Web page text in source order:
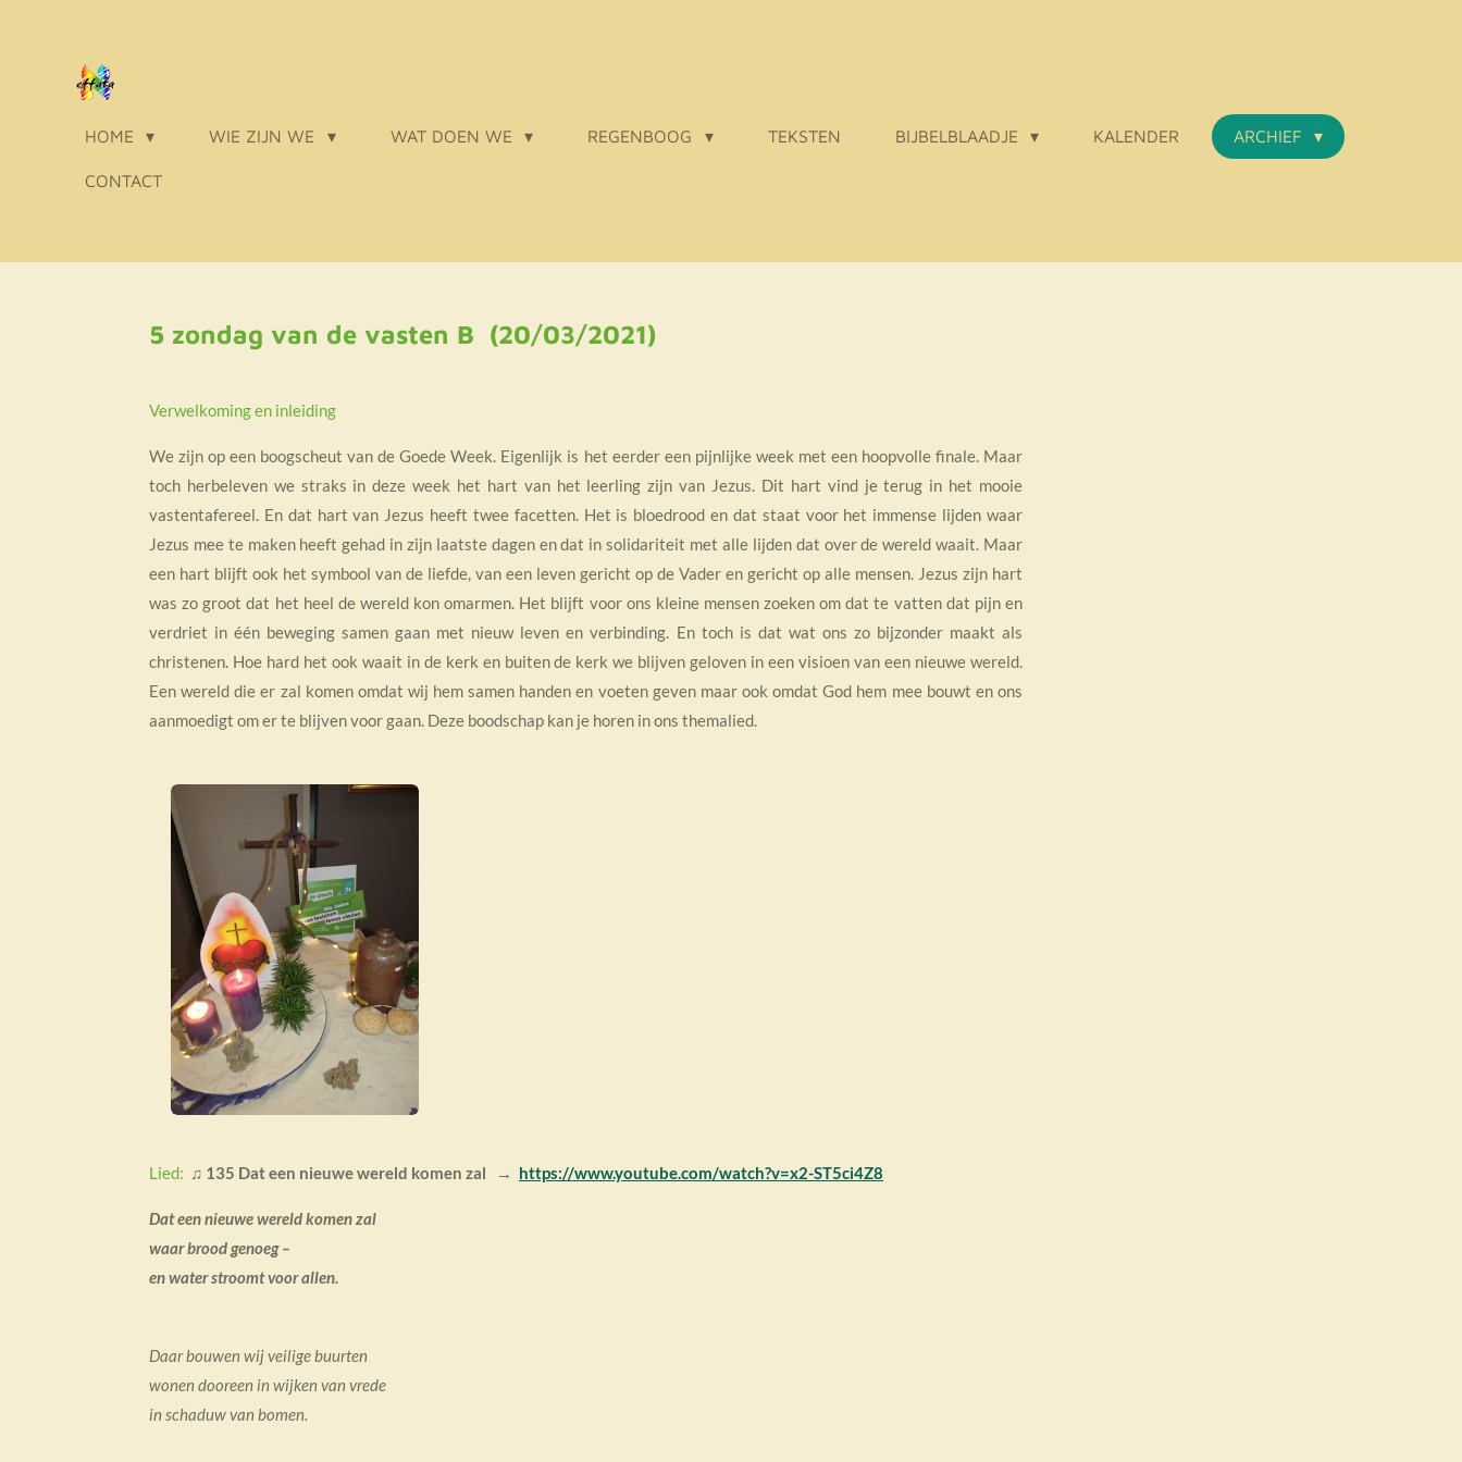
hoofdinhoudHOME WIE ZIJN WE WAT DOEN WE REGENBOOG TEKSTEN BIJBELBLAADJE KALENDER ARCHIEF
CONTACT
5 zondag van de vasten B (20/03/2021)
Verwelkoming en inleiding
We zijn op een boogscheut van de Goede Week. Eigenlijk is het eerder een pijnlijke week met een hoopvolle finale. Maar
toch herbeleven we straks in deze week het hart van het leerling zijn van Jezus. Dit hart vind je terug in het mooie
vastentafereel. En dat hart van Jezus heeft twee facetten. Het is bloedrood en dat staat voor het immense lijden waar
Jezus mee te maken heeft gehad in zijn laatste dagen en dat in solidariteit met alle lijden dat over de wereld waait. Maar
een hart blijft ook het symbool van de liefde, van een leven gericht op de Vader en gericht op alle mensen. Jezus zijn hart
was zo groot dat het heel de wereld kon omarmen. Het blijft voor ons kleine mensen zoeken om dat te vatten dat pijn en
verdriet in één beweging samen gaan met nieuw leven en verbinding. En toch is dat wat ons zo bijzonder maakt als
christenen. Hoe hard het ook waait in de kerk en buiten de kerk we blijven geloven in een visioen van een nieuwe wereld.
Een wereld die er zal komen omdat wij hem samen handen en voeten geven maar ook omdat God hem mee bouwt en ons
aanmoedigt om er te blijven voor gaan. Deze boodschap kan je horen in ons themalied.
Lied: ♫ 135 Dat een nieuwe wereld komen zal → https://www.youtube.com/watch?v=x2-ST5ci4Z8
Dat een nieuwe wereld komen zal
waar brood genoeg –
en water stroomt voor allen.
Daar bouwen wij veilige buurten
wonen dooreen in wijken van vrede
in schaduw van bomen.